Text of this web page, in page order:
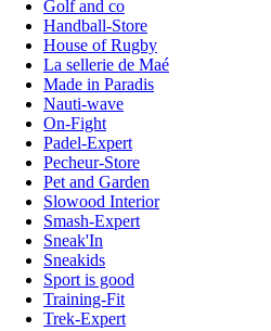
Golf and co
Handball-Store
House of Rugby
La sellerie de Maé
Made in Paradis
Nauti-wave
On-Fight
Padel-Expert
Pecheur-Store
Pet and Garden
Slowood Interior
Smash-Expert
Sneak'In
Sneakids
Sport is good
Training-Fit
Trek-Expert